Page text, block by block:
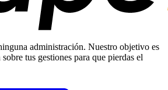
administración. Nuestro objetivo es
tus gestiones para que pierdas el